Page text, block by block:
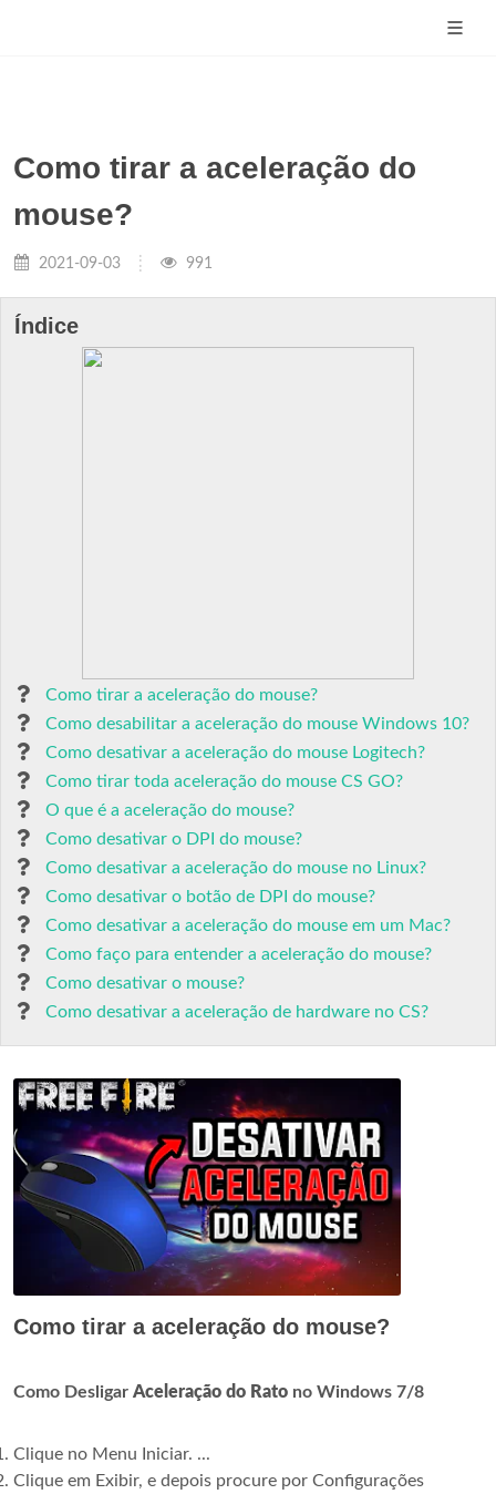
Como tirar a aceleração do
mouse?
2021-09-03 991
Índice
Como tirar a aceleração do mouse?
Como desabilitar a aceleração do mouse Windows 10?
Como desativar a aceleração do mouse Logitech?
Como tirar toda aceleração do mouse CS GO?
O que é a aceleração do mouse?
Como desativar o DPI do mouse?
Como desativar a aceleração do mouse no Linux?
Como desativar o botão de DPI do mouse?
Como desativar a aceleração do mouse em um Mac?
Como faço para entender a aceleração do mouse?
Como desativar o mouse?
Como desativar a aceleração de hardware no CS?
Como tirar a aceleração do mouse?
Como Desligar Aceleração do Rato no Windows 7/8
Clique no Menu Iniciar. ...
Clique em Exibir, e depois procure por Configurações